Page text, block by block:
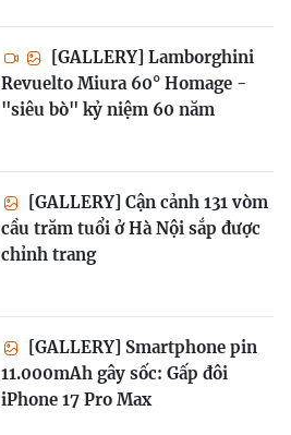
[GALLERY] Lamborghini
Revuelto Miura 60° Homage -
"siêu bò" kỷ niệm 60 năm
[GALLERY] Cận cảnh 131 vòm
cầu trăm tuổi ở Hà Nội sắp được
chỉnh trang
[GALLERY] Smartphone pin
11.000mAh gây sốc: Gấp đôi
iPhone 17 Pro Max